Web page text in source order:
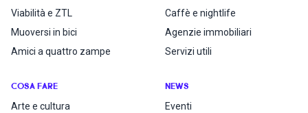
Viabilità e ZTL
Muoversi in bici
Amici a quattro zampe
Caffè e nightlife
Agenzie immobiliari
Servizi utili
COSA FARE
Arte e cultura
NEWS
Eventi